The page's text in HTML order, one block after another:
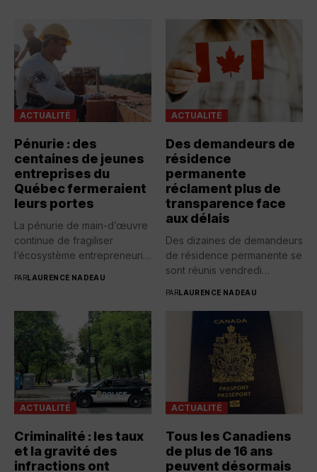
ACTUALITÉ
Pénurie : des
centaines de jeunes
entreprises du
Québec fermeraient
leurs portes
La pénurie de main-d’œuvre
continue de fragiliser
l’écosystème entrepreneurial
PARLAURENCE NADEAU
ACTUALITÉ
Des demandeurs de
résidence
permanente
réclament plus de
transparence face
aux délais
Des dizaines de demandeurs
de résidence permanente se
sont réunis vendredi
PARLAURENCE NADEAU
ACTUALITÉ
Criminalité : les taux
et la gravité des
infractions ont
ACTUALITÉ
Tous les Canadiens
de plus de 16 ans
peuvent désormais